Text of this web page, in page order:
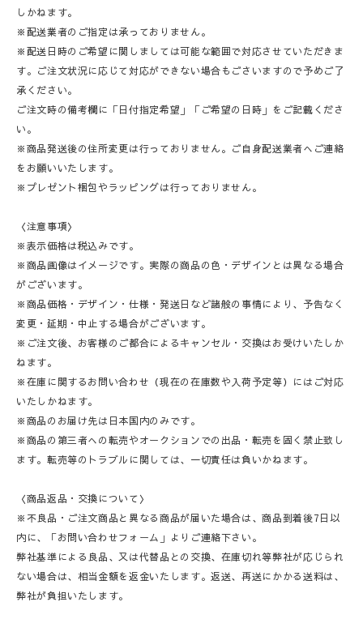
しかねます。
※配送業者のご指定は承っておりません。
※配送日時のご希望に関しましては可能な範囲で対応させていただきま
す。ご注文状況に応じて対応ができない場合もごさいますので予めご了
承ください。
ご注文時の備考欄に「日付指定希望」「ご希望の日時」をご記載くださ
い。
※商品発送後の住所変更は行っておりません。ご自身配送業者へご連絡
をお願いいたします。
※プレゼント梱包やラッピングは行っておりません。
〈注意事項〉
※表示価格は税込みです。
※商品画像はイメージです。実際の商品の色・デザインとは異なる場合
がございます。
※商品価格・デザイン・仕様・発送日など諸般の事情により、予告なく
変更・延期・中止する場合がございます。
※ご注文後、お客様のご都合によるキャンセル・交換はお受けいたしか
ねます。
※在庫に関するお問い合わせ（現在の在庫数や入荷予定等）にはご対応
いたしかねます。
※商品のお届け先は日本国内のみです。
※商品の第三者への転売やオークションでの出品・転売を固く禁止致し
ます。転売等のトラブルに関しては、一切責任は負いかねます。
〈商品返品・交換について〉
※不良品・ご注文商品と異なる商品が届いた場合は、商品到着後7日以
内に、「お問い合わせフォーム」よりご連絡下さい。
弊社基準による良品、又は代替品との交換、在庫切れ等弊社が応じられ
ない場合は、相当金額を返金いたします。返送、再送にかかる送料は、
弊社が負担いたします。